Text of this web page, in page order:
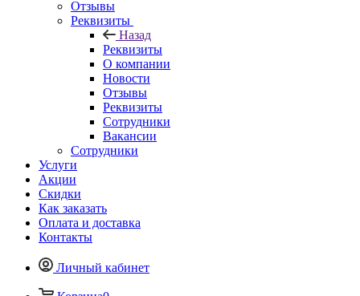
Отзывы
Реквизиты
Назад
Реквизиты
О компании
Новости
Отзывы
Реквизиты
Сотрудники
Вакансии
Сотрудники
Услуги
Акции
Скидки
Как заказать
Оплата и доставка
Контакты
Личный кабинет